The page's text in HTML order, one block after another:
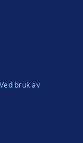
bruk av